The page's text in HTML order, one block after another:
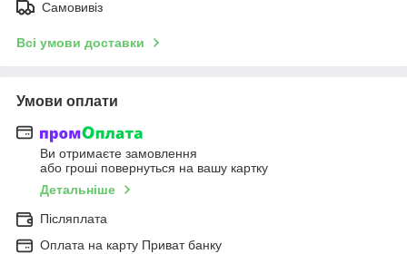
Самовивіз
Всі умови доставки
Умови оплати
Ви отримаєте замовлення
або гроші повернуться на вашу картку
Детальніше
Післяплата
Оплата на карту Приват банку